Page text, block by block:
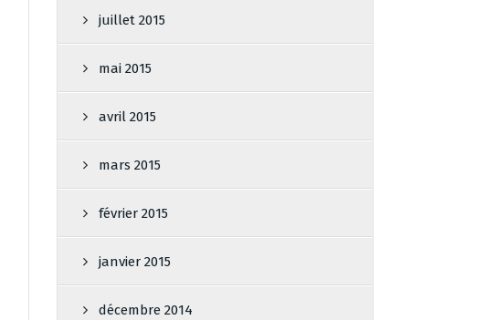
juillet 2015
mai 2015
avril 2015
mars 2015
février 2015
janvier 2015
décembre 2014